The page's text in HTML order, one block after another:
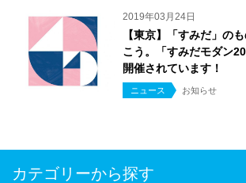
2019年03月24日
【東京】「すみだ」の
こう。「すみだモダン
開催されています！
ニュース お知らせ
カテゴリーから探す